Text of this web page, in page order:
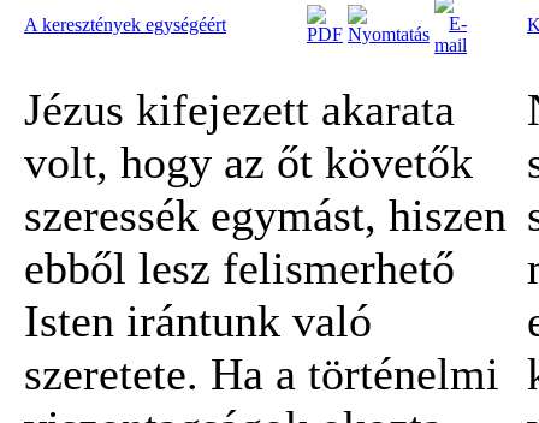
A keresztények egységéért
Jézus kifejezett akarata
volt, hogy az őt követők
szeressék egymást, hiszen
ebből lesz felismerhető
Isten irántunk való
szeretete. Ha a történelmi